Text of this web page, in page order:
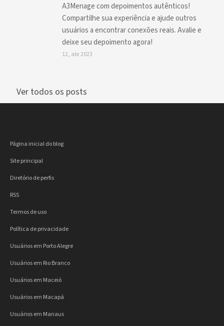
A3Menage com depoimentos autênticos!
Compartilhe sua experiência e ajude outros
usuários a encontrar conexões reais. Avalie e
deixe seu depoimento agora!
12, abr 2023
Ver todos os posts
Página inicial do blog
Site principal
Diretório de perfis
RSS
Termos de uso
Política de privacidade
Usuários em Porto Alegre
Usuários em Rio Branco
Usuários em Maceió
Usuários em Macapá
Usuários em Manaus